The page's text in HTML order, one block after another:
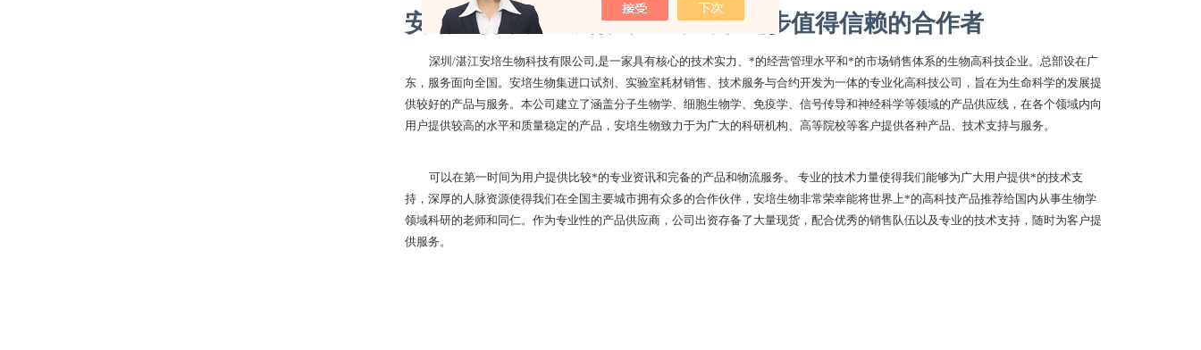
安培生物致力成为推动生命科学进步值得信赖的合作者
深圳 /湛江安培生物科技有限公司,是一家具有核心的技术实力、*的经营管理水平和*的市场销售体系的生物高科技企业。总部设在广
东，服务面向全国。安培生物集进口试剂、实验室耗材销售、技术服务与合约开发为一体的专业化高科技公司，旨在为生命科学的发展提
供较好的产品与服务。本公司建立了涵盖分子生物学、细胞生物学、免疫学、信号传导和神经科学等领域的产品供应线，在各个领域内向
用户提供较高的水平和质量稳定的产品，安培生物致力于为广大的科研机构、高等院校等客户提供各种产品、技术支持与服务。
可以在第一时间为用户提供比较*的专业资讯和完备的产品和物流服务。
专业的技术力量使得我们能够为广大用户提供*的技术支
持，深厚的人脉资源使得我们在全国主要城市拥有众多的合作伙伴，安培生物非常荣幸能将世界上*的高科技产品推荐给国内从事生物学
领域科研的老师和同仁。作为专业性的产品供应商，公司出资存备了大量现货，配合优秀的销售队伍以及专业的技术支持，随时为客户提
供服务。